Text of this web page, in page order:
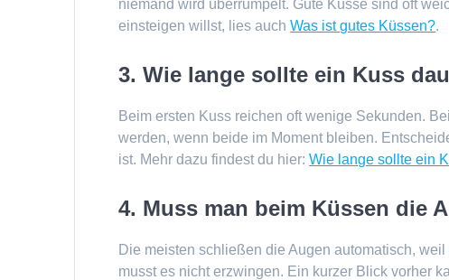
niemand wird überrumpelt. Gute Küsse sind oft
einsteigen willst, lies auchWas ist gutes Küssen?.
3. Wie lange sollte ein Kuss
Beim ersten Kuss reichen oft wenige Sekunden.
werden, wenn beide im Moment bleiben.
ist. Mehr dazu findest du hier:Wie lange sollte ein
4. Muss man beim Küssen die
Die meisten schließen die Augen automatisch,
musst es nicht erzwingen. Ein kurzer Blick vorher